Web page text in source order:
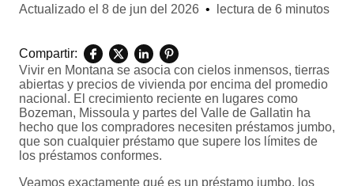
Actualizado el 8 de jun del 2026 • lectura de 6 minutos
Compartir:
Vivir en Montana se asocia con cielos inmensos, tierras
abiertas y precios de vivienda por encima del promedio
nacional. El crecimiento reciente en lugares como
Bozeman, Missoula y partes del Valle de Gallatin ha
hecho que los compradores necesiten préstamos jumbo,
que son cualquier préstamo que supere los límites de
los préstamos conformes.
Veamos exactamente qué es un préstamo jumbo, los